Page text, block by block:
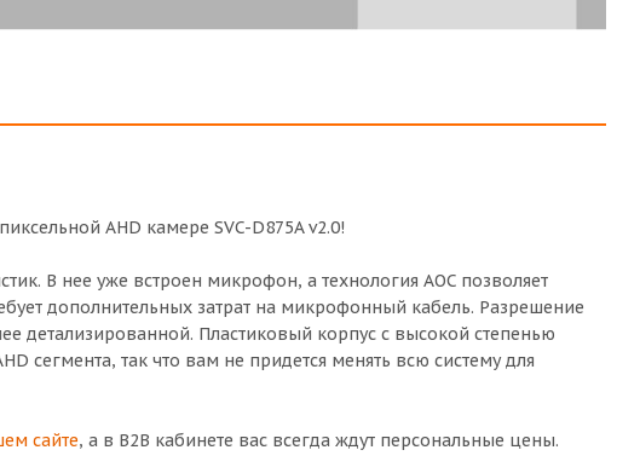
AHD камере SVC-D875A v2.0!
В нее уже встроен микрофон, а технология AOC позволяет
дополнительных затрат на микрофонный кабель. Разрешение
детализированной. Пластиковый корпус с высокой степенью
так что вам не придется менять всю систему для
сайте, а в B2B кабинете вас всегда ждут персональные цены.